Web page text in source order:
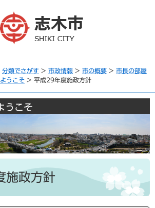
分類でさがす > 市政情報 > 市の概要 > 市長の部屋
うこそ > 平成29年度施政方針
うこそ
施政方針